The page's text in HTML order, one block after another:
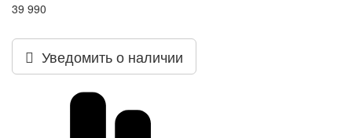
39 990
Уведомить о наличии